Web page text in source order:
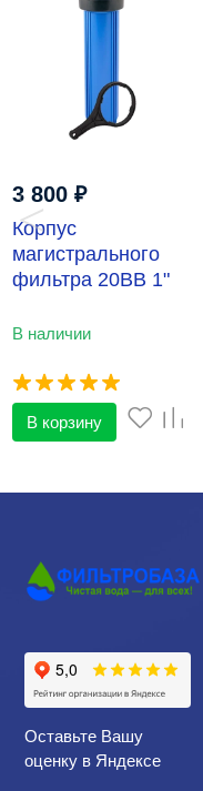
3 800 ₽
Корпус
магистрального
фильтра 20BB 1"
В наличии
В корзину
‹
Оставьте Вашу
оценку в Яндексе